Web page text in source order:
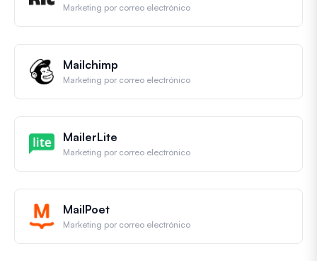
Marketing por correo electrónico
Mailchimp
Marketing por correo electrónico
MailerLite
Marketing por correo electrónico
MailPoet
Marketing por correo electrónico